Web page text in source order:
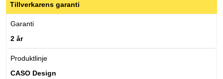
Tillverkarens garanti
Garanti
2 år
Produktlinje
CASO Design